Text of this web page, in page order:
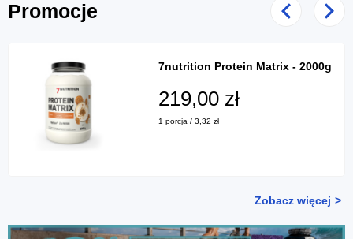
Promocje Poprzedni
7nutrition Protein Matrix - 2000g
219,00 zł
1 porcja / 3,32 zł
Zobacz więcej